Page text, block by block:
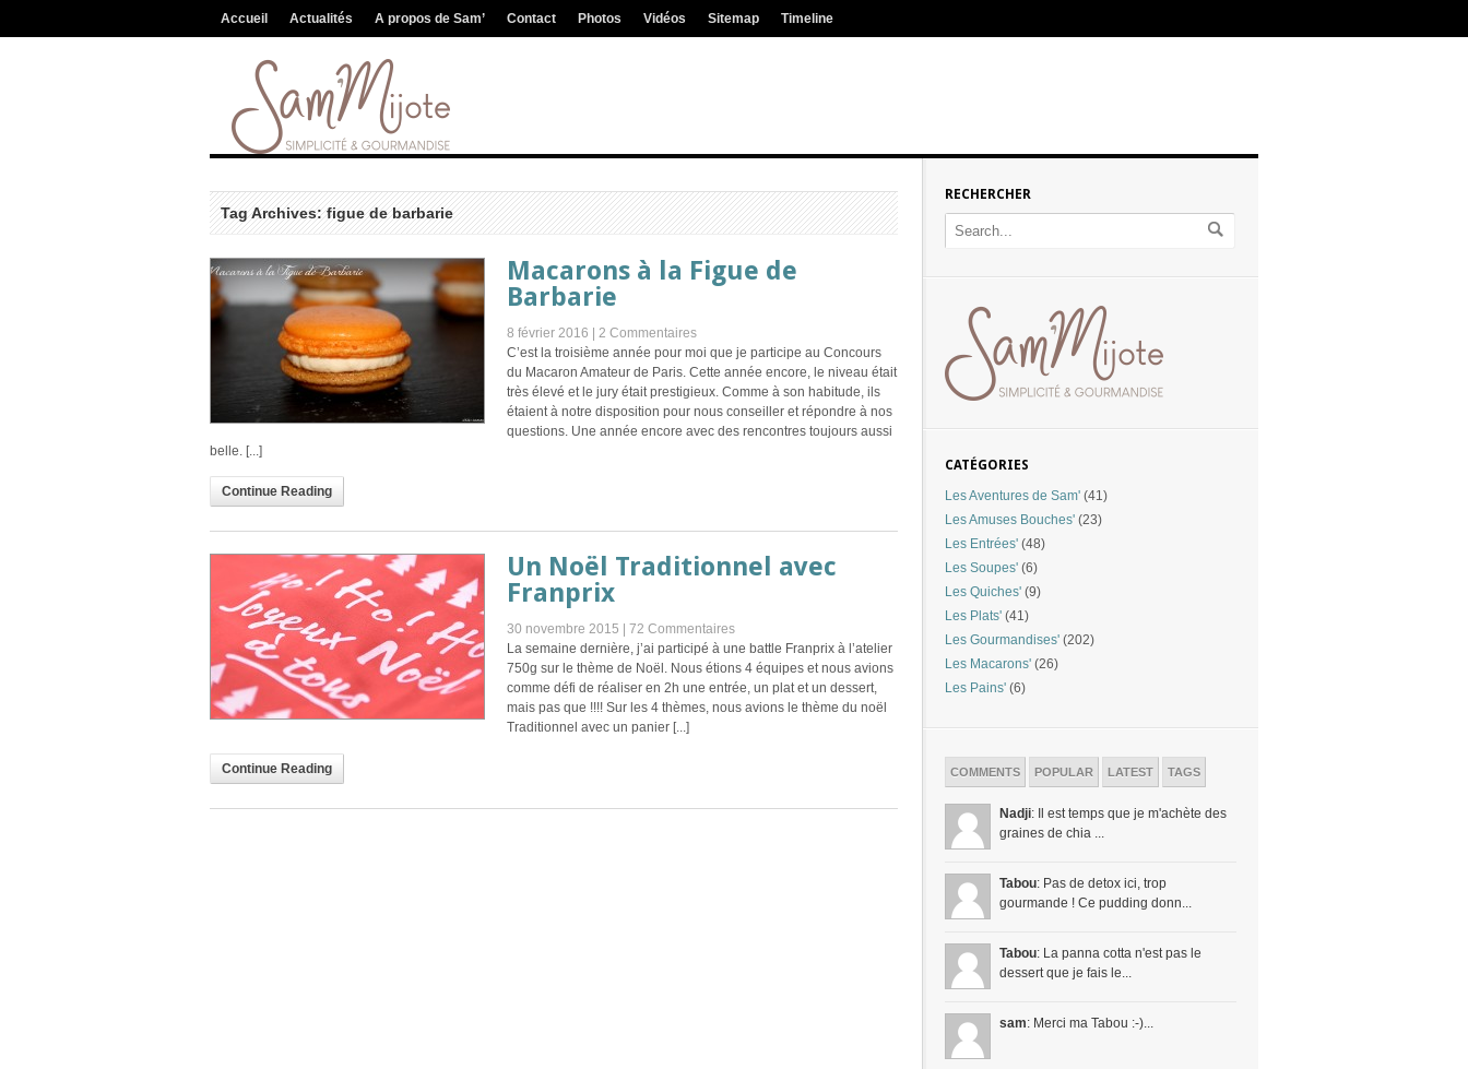
Accueil Actualités A propos de Sam’ Contact Photos Vidéos Sitemap Timeline
Tag Archives: figue de barbarie
Macarons à la Figue de
Barbarie
8 février 2016 | 2 Commentaires
C’est la troisième année pour moi que je participe au Concours
du Macaron Amateur de Paris. Cette année encore, le niveau était
très élevé et le jury était prestigieux. Comme à son habitude, ils
étaient à notre disposition pour nous conseiller et répondre à nos
questions. Une année encore avec des rencontres toujours aussi
belle. [...]
Continue Reading
Un Noël Traditionnel avec
Franprix
30 novembre 2015 | 72 Commentaires
La semaine dernière, j’ai participé à une battle Franprix à l’atelier
750g sur le thème de Noël. Nous étions 4 équipes et nous avions
comme défi de réaliser en 2h une entrée, un plat et un dessert,
mais pas que !!!! Sur les 4 thèmes, nous avions le thème du noël
Traditionnel avec un panier [...]
Continue Reading
RECHERCHER
CATÉGORIES
Les Aventures de Sam' (41)
Les Amuses Bouches' (23)
Les Entrées' (48)
Les Soupes' (6)
Les Quiches' (9)
Les Plats' (41)
Les Gourmandises' (202)
Les Macarons' (26)
Les Pains' (6)
COMMENTS POPULAR LATEST TAGS
Nadji: Il est temps que je m'achète des
graines de chia ...
Tabou: Pas de detox ici, trop
gourmande ! Ce pudding donn...
Tabou: La panna cotta n'est pas le
dessert que je fais le...
sam: Merci ma Tabou :-)...